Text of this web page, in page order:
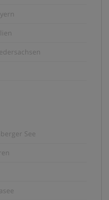
See